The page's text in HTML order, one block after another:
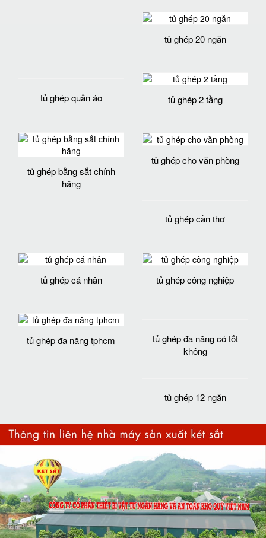
tủ ghép 20 ngăn
tủ ghép quần áo tủ ghép 2 tầng
tủ ghép bằng sắt chính
hãng
tủ ghép cho văn phòng
tủ ghép cần thơ
tủ ghép cá nhân tủ ghép công nghiệp
tủ ghép đa năng tphcm
tủ ghép đa năng có tốt
không
tủ ghép 12 ngăn